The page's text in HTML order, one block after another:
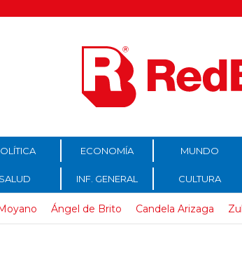
ECONOMÍA MUNDO
SALUD INF. GENERAL CULTURA
Ángel de Brito Candela Arizaga